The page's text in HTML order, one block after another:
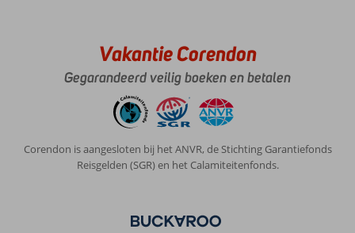
Vakantie Corendon
Gegarandeerd veilig boeken en betalen
Corendon is aangesloten bij het ANVR, de Stichting Garantiefonds
Reisgelden (SGR) en het Calamiteitenfonds.